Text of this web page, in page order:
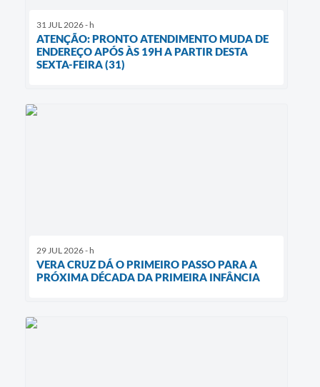
31 JUL 2026 - h
ATENÇÃO: PRONTO ATENDIMENTO MUDA DE
ENDEREÇO APÓS ÀS 19H A PARTIR DESTA
SEXTA-FEIRA (31)
29 JUL 2026 - h
VERA CRUZ DÁ O PRIMEIRO PASSO PARA A
PRÓXIMA DÉCADA DA PRIMEIRA INFÂNCIA